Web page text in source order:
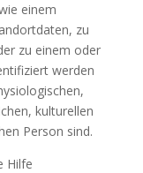
einem
zu
zu einem oder
werden
kulturellen
Person sind.
Hilfe